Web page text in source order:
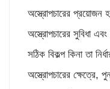
অস্ত্রোপচারের প্রয়োজন
অস্ত্রোপচারের সুবিধা
সঠিক বিকল্প কিনা তা
অস্ত্রোপচারের ক্ষেত্রে,